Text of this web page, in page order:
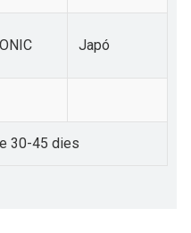
Japó
30-45 dies